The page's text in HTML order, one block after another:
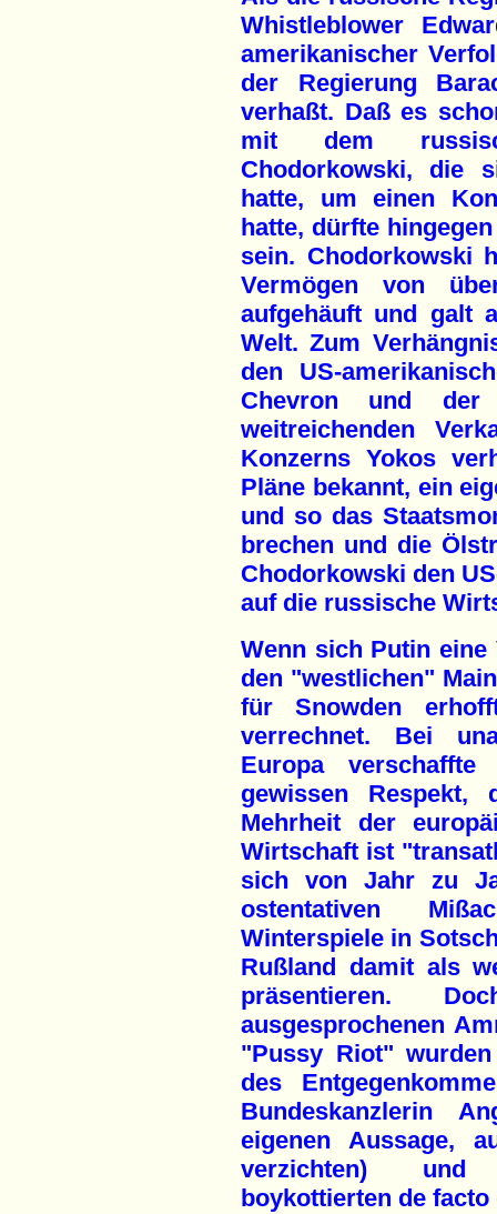
Whistleblower
amerikanischer
der Regierung
verhaßt. Daß es
mit dem
Chodorkowski, die
hatte, um einen
hatte, dürfte
sein. Chodorkowski
Vermögen von
aufgehäuft und galt
Welt. Zum
den US-
Chevron und der
weitreichenden
Konzerns Yokos
Pläne bekannt, ein
und so das
brechen und die
Chodorkowski den
auf die russische
Wenn sich Putin eine
den "westlichen"
für Snowden
verrechnet. Bei
Europa
gewissen Respekt,
Mehrheit der
Wirtschaft ist
sich von Jahr zu
ostentativen
Winterspiele in
Rußland damit als
präsentieren.
ausgesprochenen
"Pussy Riot"
des
Bundeskanzlerin
eigenen Aussage,
verzichten) und
boykottierten de